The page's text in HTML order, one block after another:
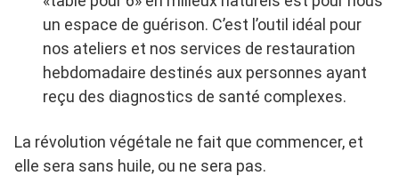
un espace de guérison. C’est l’outil idéal pour
nos ateliers et nos services de restauration
hebdomadaire destinés aux personnes ayant
reçu des diagnostics de santé complexes.
La révolution végétale ne fait que commencer, et
elle sera sans huile, ou ne sera pas.